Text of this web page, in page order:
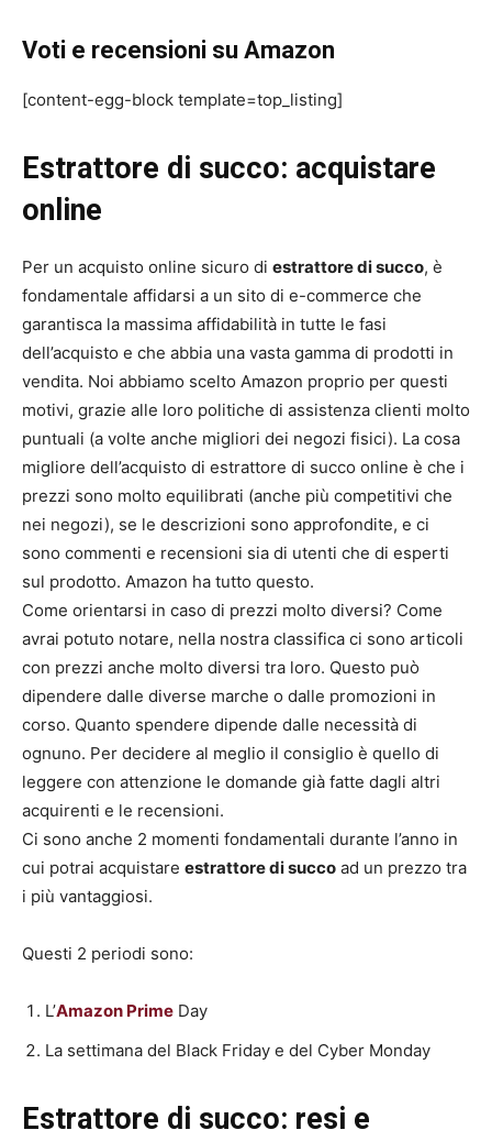
Voti e recensioni su Amazon
[content-egg-block template=top_listing]
Estrattore di succo: acquistare
online
Per un acquisto online sicuro di estrattore di succo, è
fondamentale affidarsi a un sito di e-commerce che
garantisca la massima affidabilità in tutte le fasi
dell’acquisto e che abbia una vasta gamma di prodotti in
vendita. Noi abbiamo scelto Amazon proprio per questi
motivi, grazie alle loro politiche di assistenza clienti molto
puntuali (a volte anche migliori dei negozi fisici). La cosa
migliore dell’acquisto di estrattore di succo online è che i
prezzi sono molto equilibrati (anche più competitivi che
nei negozi), se le descrizioni sono approfondite, e ci
sono commenti e recensioni sia di utenti che di esperti
sul prodotto. Amazon ha tutto questo.
Come orientarsi in caso di prezzi molto diversi? Come
avrai potuto notare, nella nostra classifica ci sono articoli
con prezzi anche molto diversi tra loro. Questo può
dipendere dalle diverse marche o dalle promozioni in
corso. Quanto spendere dipende dalle necessità di
ognuno. Per decidere al meglio il consiglio è quello di
leggere con attenzione le domande già fatte dagli altri
acquirenti e le recensioni.
Ci sono anche 2 momenti fondamentali durante l’anno in
cui potrai acquistare estrattore di succo ad un prezzo tra
i più vantaggiosi.
Questi 2 periodi sono:
L’Amazon Prime Day
La settimana del Black Friday e del Cyber Monday
Estrattore di succo: resi e